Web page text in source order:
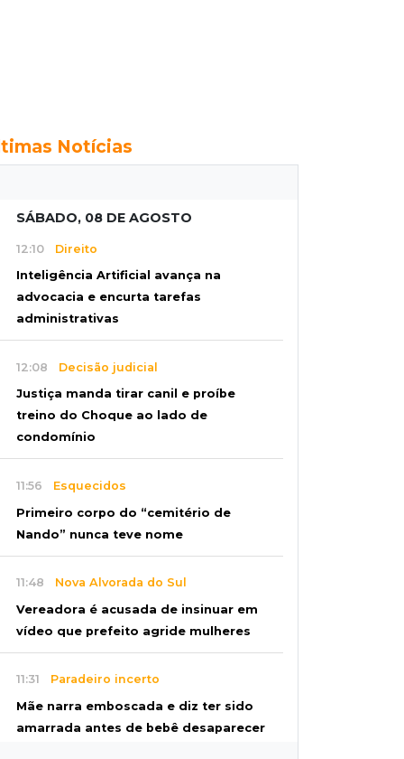
Notícias
SÁBADO, 08 DE AGOSTO
12:10 Direito
Inteligência Artificial avança na
advocacia e encurta tarefas
administrativas
12:08 Decisão judicial
Justiça manda tirar canil e proíbe
treino do Choque ao lado de
condomínio
11:56 Esquecidos
Primeiro corpo do “cemitério de
Nando” nunca teve nome
11:48 Nova Alvorada do Sul
Vereadora é acusada de insinuar em
vídeo que prefeito agride mulheres
11:31 Paradeiro incerto
Mãe narra emboscada e diz ter sido
amarrada antes de bebê desaparecer